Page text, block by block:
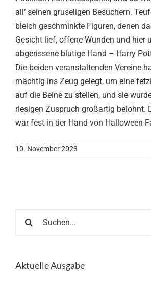
all‘ seinen gruseligen Besuchern.
bleich geschminkte Figuren, denen
Gesicht lief, offene Wunden und hier
abgerissene blutige Hand – Harry
Die beiden veranstaltenden Vereine
mächtig ins Zeug gelegt, um eine
auf die Beine zu stellen, und sie
riesigen Zuspruch großartig belohnt.
war fest in der Hand von Halloween-
10. November 2023
nach:
Aktuelle Ausgabe